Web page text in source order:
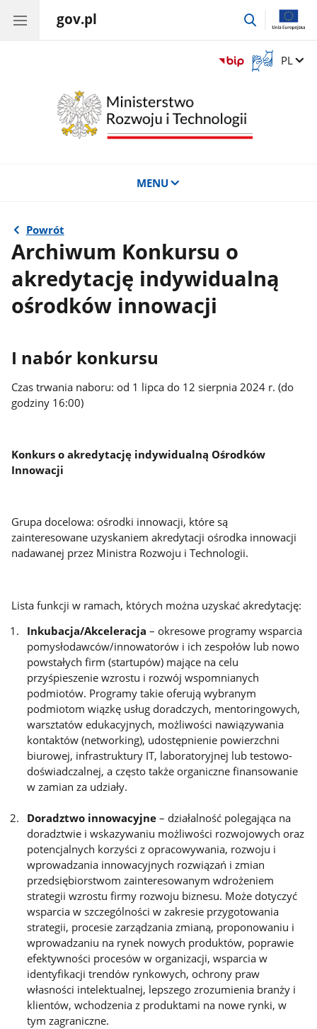
gov.pl
przejdź
Otwórz
okno
migowego
Zmień
PL
MENU
Powrót
Archiwum Konkursu o
akredytację indywidualną
ośrodków innowacji
I nabór konkursu
Czas trwania naboru: od 1 lipca do 12 sierpnia 2024 r. (do
godziny 16:00)
Konkurs o akredytację indywidualną Ośrodków
Innowacji
Grupa docelowa: ośrodki innowacji, które są
zainteresowane uzyskaniem akredytacji ośrodka innowacji
nadawanej przez Ministra Rozwoju i Technologii.
Lista funkcji w ramach, których można uzyskać akredytację:
Inkubacja/Akceleracja – okresowe programy wsparcia
pomysłodawców/innowatorów i ich zespołów lub nowo
powstałych firm (startupów) mające na celu
przyśpieszenie wzrostu i rozwój wspomnianych
podmiotów. Programy takie oferują wybranym
podmiotom wiązkę usług doradczych, mentoringowych,
warsztatów edukacyjnych, możliwości nawiązywania
kontaktów (networking), udostępnienie powierzchni
biurowej, infrastruktury IT, laboratoryjnej lub testowo-
doświadczalnej, a często także organiczne finansowanie
w zamian za udziały.
Doradztwo innowacyjne – działalność polegająca na
doradztwie i wskazywaniu możliwości rozwojowych oraz
potencjalnych korzyści z opracowywania, rozwoju i
wprowadzania innowacyjnych rozwiązań i zmian
przedsiębiorstwom zainteresowanym wdrożeniem
strategii wzrostu firmy rozwoju biznesu. Może dotyczyć
wsparcia w szczególności w zakresie przygotowania
strategii, procesie zarządzania zmianą, proponowaniu i
wprowadzaniu na rynek nowych produktów, poprawie
efektywności procesów w organizacji, wsparcia w
identyfikacji trendów rynkowych, ochrony praw
własności intelektualnej, lepszego zrozumienia branży i
klientów, wchodzenia z produktami na nowe rynki, w
tym zagraniczne.